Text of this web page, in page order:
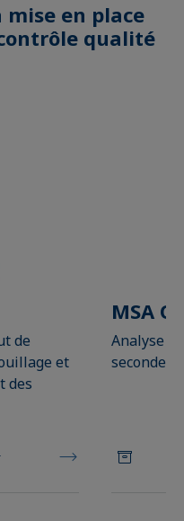
en place
qualité
de
et
des
MSA
Analyse
seconde,